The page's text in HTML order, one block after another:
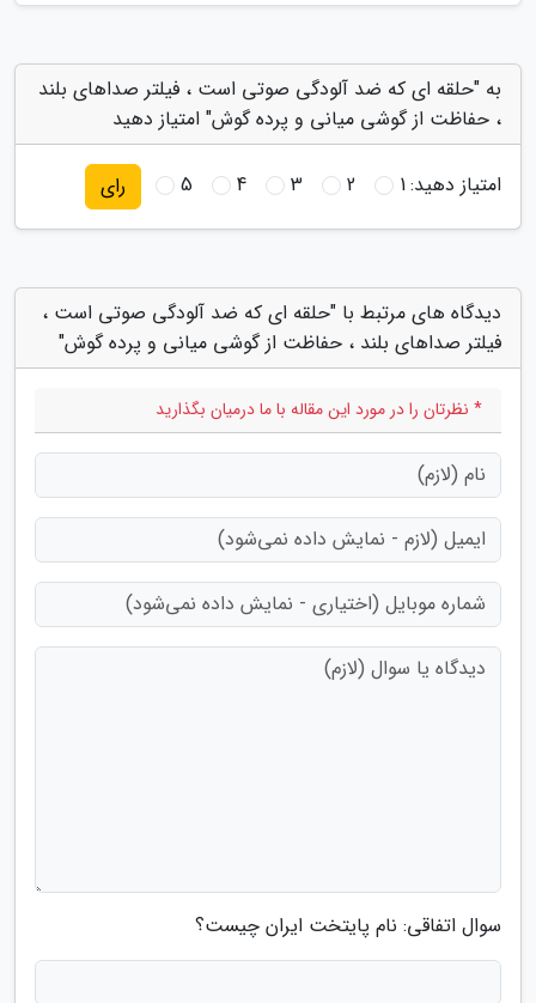
به "حلقه ای که ضد آلودگی صوتی است ، فیلتر صداهای بلند
، حفاظت از گوشی میانی و پرده گوش" امتیاز دهید
امتیاز دهید:1
2
3
4
5 رای
دیدگاه های مرتبط با "حلقه ای که ضد آلودگی صوتی است ،
فیلتر صداهای بلند ، حفاظت از گوشی میانی و پرده گوش"
* نظرتان را در مورد این مقاله با ما درمیان بگذارید
سوال اتفاقی: نام پایتخت ایران چیست؟